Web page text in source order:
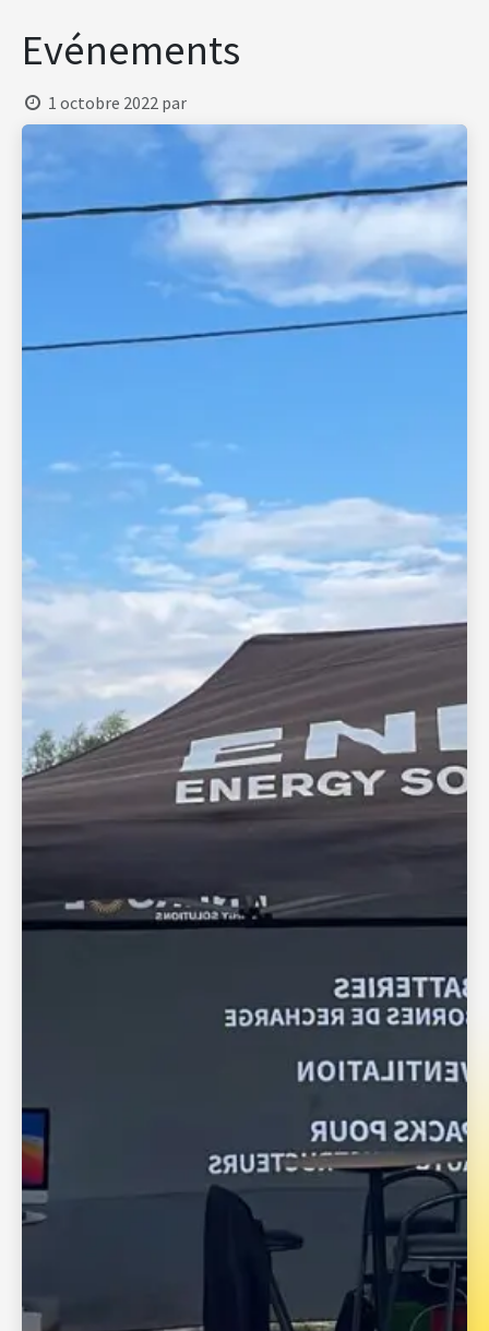
Evénements
1 octobre 2022 par